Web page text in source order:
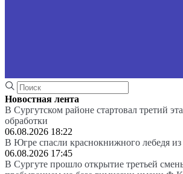
Новостная лента
В Сургутском районе стартовал третий
обработки
06.08.2026 18:22
В Югре спасли краснокнижного лебедя
06.08.2026 17:45
В Сургуте прошло открытие третьей